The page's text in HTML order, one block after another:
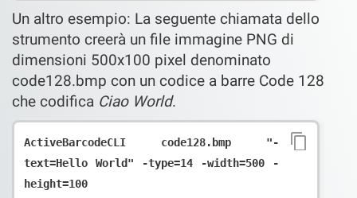
Un altro esempio: La seguente chiamata dello
strumento creerà un file immagine PNG di
dimensioni 500x100 pixel denominato
code128.bmp con un codice a barre Code 128
che codifica Ciao World.
ActiveBarcodeCLI code128.bmp "-
text=Hello World" -type=14 -width=500 -